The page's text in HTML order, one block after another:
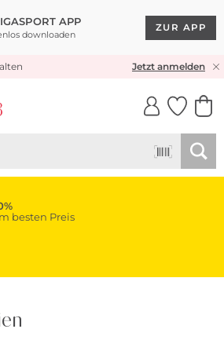
APP
downloaden
ZUR APP
VERSAND* & RÜCKVERSANDJetzt anmelden
besten Preis